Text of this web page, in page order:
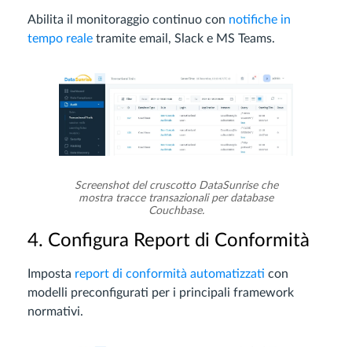
Abilita il monitoraggio continuo con notifiche in
tempo reale tramite email, Slack e MS Teams.
Screenshot del cruscotto DataSunrise che
mostra tracce transazionali per database
Couchbase.
4. Configura Report di Conformità
Imposta report di conformità automatizzati con
modelli preconfigurati per i principali framework
normativi.